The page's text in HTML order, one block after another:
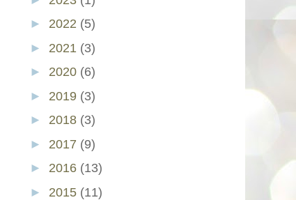
► 2022 (5)
► 2021 (3)
► 2020 (6)
► 2019 (3)
► 2018 (3)
► 2017 (9)
► 2016 (13)
► 2015 (11)